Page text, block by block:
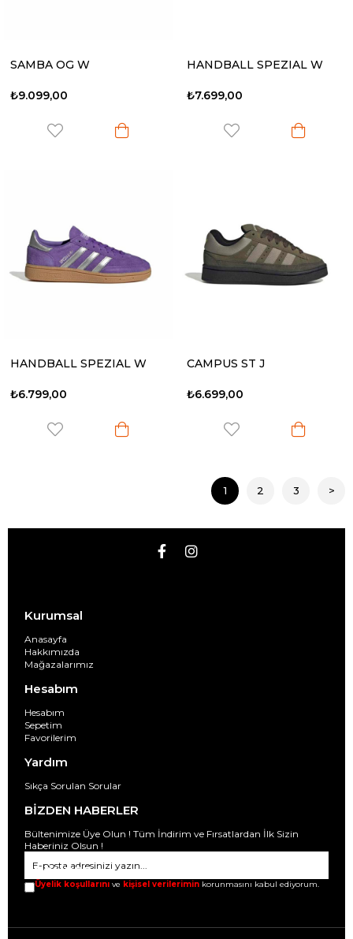
SAMBA OG W
₺9.099,00
HANDBALL SPEZIAL W
₺7.699,00
HANDBALL SPEZIAL W
₺6.799,00
CAMPUS ST J
₺6.699,00
1 2 3 >
Kurumsal
Anasayfa
Hakkımızda
Mağazalarımız
Hesabım
Hesabım
Sepetim
Favorilerim
Yardım
Sıkça Sorulan Sorular
BİZDEN HABERLER
Bültenimize Üye Olun ! Tüm İndirim ve Fırsatlardan İlk Sizin
Haberiniz Olsun !
GÖNDER
Üyelik koşullarını ve kişisel verilerimin korunmasını kabul ediyorum.